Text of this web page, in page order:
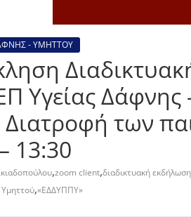
- ΥΜΗΤΤΟΥ
Υγείας Δάφνης
Διατροφή των
13:30
,zoom client,διαδικτυακή εκδήλωση
,«ΕΔΔΥΠΠΥ»